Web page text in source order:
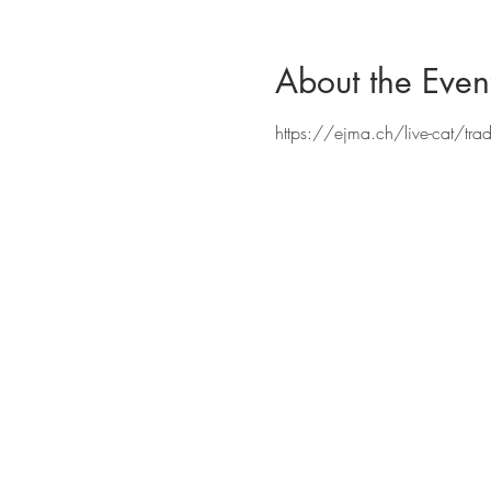
About the
https://ejma.ch/live-cat/